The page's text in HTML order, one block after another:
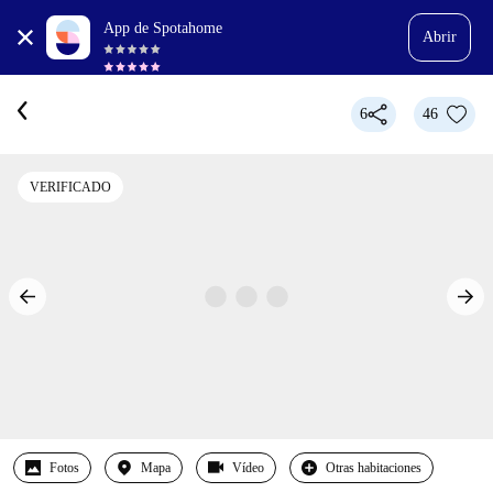
App de Spotahome
Abrir
6 46
VERIFICADO
Fotos Mapa Vídeo Otras habitaciones